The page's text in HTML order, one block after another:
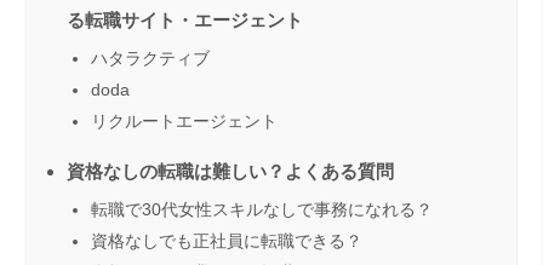
る転職サイト・エージェント
ハタラクティブ
doda
リクルートエージェント
資格なしの転職は難しい？よくある質問
転職で30代女性スキルなしで事務になれる？
資格なしでも正社員に転職できる？